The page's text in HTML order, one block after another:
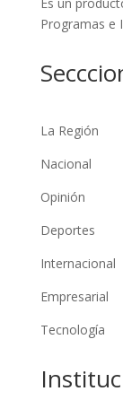
Es un
Programas e
La Región
Nacional
Opinión
Deportes
Internacional
Empresarial
Tecnología